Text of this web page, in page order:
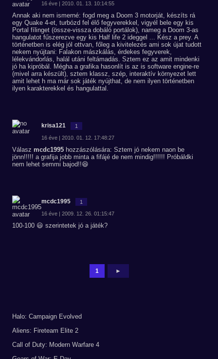
16 éve | 2010. 01. 13. 10:14:55
Annak aki nem ismerné: fogd meg a Doom 3 motorját, készíts rá
egy Quake 4-et, turbózd fel élő fegyverekkel, vigyél bele egy kis
Portal fílinget (össze-vissza dobáló portálok), nameg a Doom 3-as
hangulatot fűszerezve egy kis Half life 2 ideggel ... Kész a prey. A
történetben is elég jól ottvan, főleg a kivitelezés ami sok újat tudott
nekem nyújtani: Falakon mászkálás, érdekes fegyverek,
lélekvándorlás, halál utáni feltámadás. Sztem ez az amit mindenki
jó ha kipróbál. Mégha a grafika hasonlít is az is software engine-re
(mivel arra készült), sztem klassz, szép, interaktív környezet lett
amit lehet h ma már sok játék nyújthat, de nem ilyen történetben
ilyen karakterekkel és hangulattal.
krisa121 1
16 éve | 2010. 01. 12. 17:48:27
Válasz mcdc1995 hozzászólására: Sztem jó nekem naon be
jönn!!!!! a grafija jobb minta a fifájé de nem mindig!!!!!! Próbáldki
nem lehet semmi bajod!!😆
mcdc1995 1
16 éve | 2009. 12. 26. 01:15:47
100-100 😃 szerintetek jó a játék?
1 ►
Halo: Campaign Evolved
Aliens: Fireteam Elite 2
Call of Duty: Modern Warfare 4